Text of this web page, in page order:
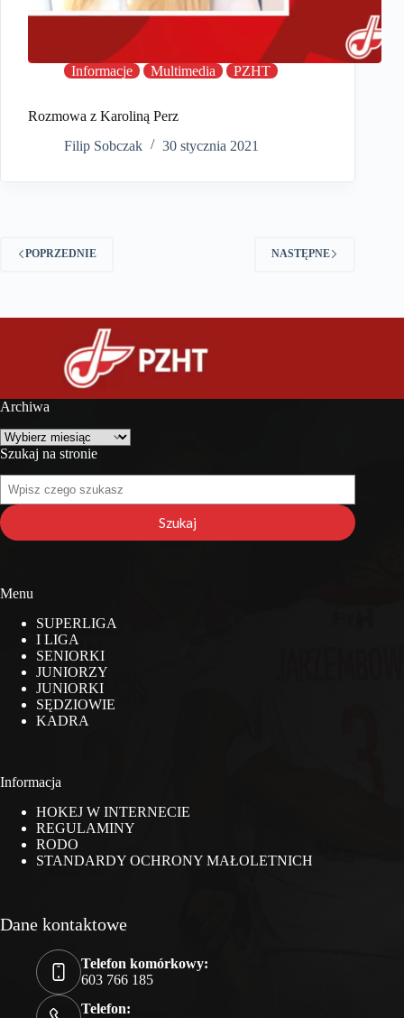
Informacje Multimedia PZHT
Rozmowa z Karoliną Perz
Filip Sobczak
30 stycznia 2021
POPRZEDNIE NASTĘPNE
Archiwa
Archiwa
Szukaj na stronie
Szukaj
na
stronie
Szukaj
Menu
SUPERLIGA
I LIGA
SENIORKI
JUNIORZY
JUNIORKI
SĘDZIOWIE
KADRA
Informacja
HOKEJ W INTERNECIE
REGULAMINY
RODO
STANDARDY OCHRONY MAŁOLETNICH
Dane kontaktowe
Telefon komórkowy:
603 766 185
Telefon: